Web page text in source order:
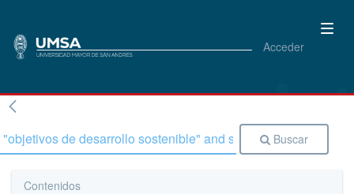
Acceder
Buscar
Contenidos